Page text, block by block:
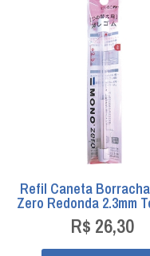
Refil Caneta
Zero Redonda 2.3mm
R$ 26,30